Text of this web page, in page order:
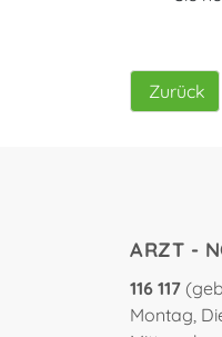
Zurück
ARZT -
116 117
Montag,